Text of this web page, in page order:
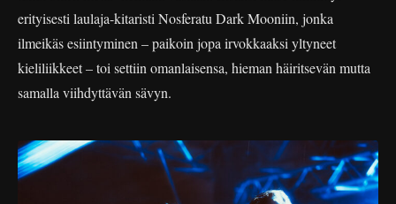
erityisesti laulaja-kitaristi Nosferatu Dark Mooniin, jonka
ilmeikäs esiintyminen – paikoin jopa irvokkaaksi yltyneet
kieliliikkeet – toi settiin omanlaisensa, hieman häiritsevän mutta
samalla viihdyttävän sävyn.